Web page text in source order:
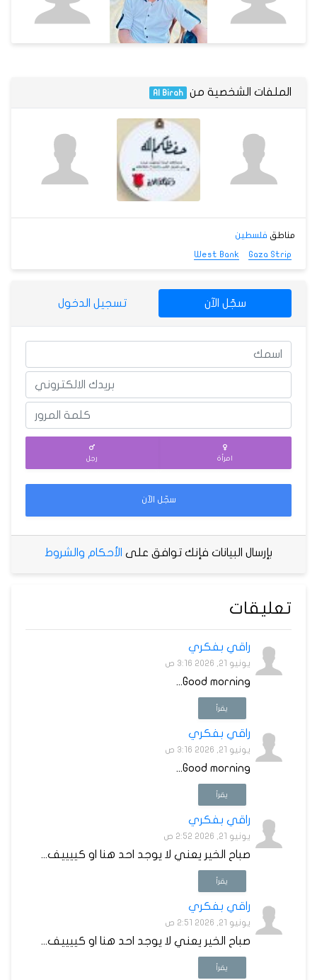
الملفات الشخصية من Al Birah
مناطق فلسطين
Gaza Strip
West Bank
سجّل الآن تسجيل الدخول
امرأة رجل
سجّل الآن
بإرسال البيانات فإنك توافق على الأحكام والشروط
تعليقات
راقي بفكري
يونيو 21, 2026 3:16 ص
Good morning...
يقرأ
راقي بفكري
يونيو 21, 2026 3:16 ص
Good morning...
يقرأ
راقي بفكري
يونيو 21, 2026 2:52 ص
صباح الخير يعني لا يوجد احد هنا او كييييف...
يقرأ
راقي بفكري
يونيو 21, 2026 2:51 ص
صباح الخير يعني لا يوجد احد هنا او كييييف...
يقرأ